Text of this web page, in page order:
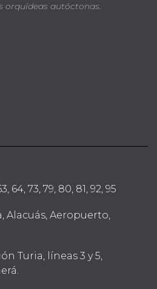
orquídeas autóctonas.
64, 73, 79, 80, 81, 92, 95
Alacuás, Aeropuerto,
Turia, líneas 3 y 5,